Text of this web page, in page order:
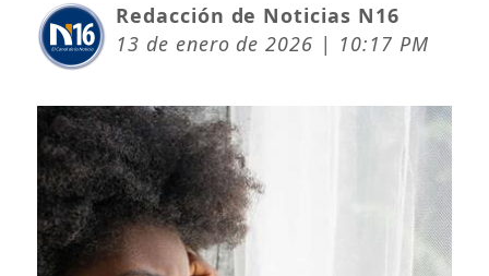
Redacción de Noticias N16
13 de enero de 2026 | 10:17 PM